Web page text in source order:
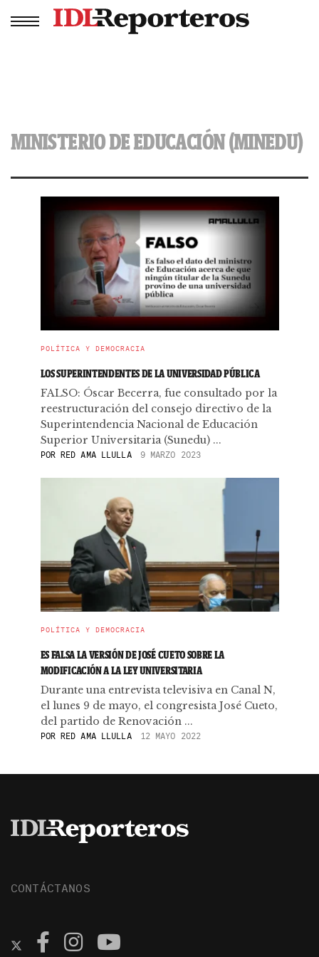
MINISTERIO DE EDUCACIÓN (MINEDU)
POLÍTICA Y DEMOCRACIA
LOS SUPERINTENDENTES DE LA UNIVERSIDAD PÚBLICA
FALSO: Óscar Becerra, fue consultado por la
reestructuración del consejo directivo de la
Superintendencia Nacional de Educación
Superior Universitaria (Sunedu) ...
PORRED AMA LLULLA 9 MARZO 2023
POLÍTICA Y DEMOCRACIA
ES FALSA LA VERSIÓN DE JOSÉ CUETO SOBRE LA
MODIFICACIÓN A LA LEY UNIVERSITARIA
Durante una entrevista televisiva en Canal N,
el lunes 9 de mayo, el congresista José Cueto,
del partido de Renovación ...
PORRED AMA LLULLA 12 MAYO 2022
CONTÁCTANOS